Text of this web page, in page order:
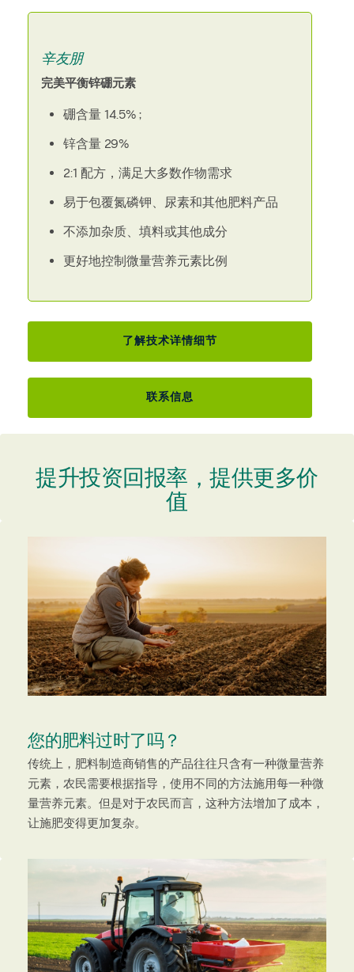
辛友朋
完美平衡锌硼元素
硼含量 14.5% ;
锌含量 29%
2:1 配方，满足大多数作物需求
易于包覆氮磷钾、尿素和其他肥料产品
不添加杂质、填料或其他成分
更好地控制微量营养元素比例
了解技术详情细节
联系信息
提升投资回报率，提供更多价
值
您的肥料过时了吗？
传统上，肥料制造商销售的产品往往只含有一种微量营养
元素，农民需要根据指导，使用不同的方法施用每一种微
量营养元素。但是对于农民而言，这种方法增加了成本，
让施肥变得更加复杂。